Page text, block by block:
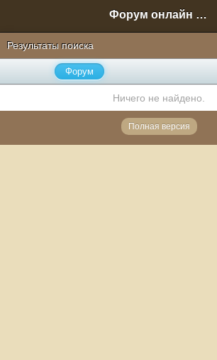
Форум онлайн игры "Новая Эра" (Нюра Биз)
Результаты поиска
Форум
Ничего не найдено.
Полная версия